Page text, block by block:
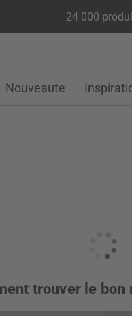
24 000
Nouveaute
trouver le bon